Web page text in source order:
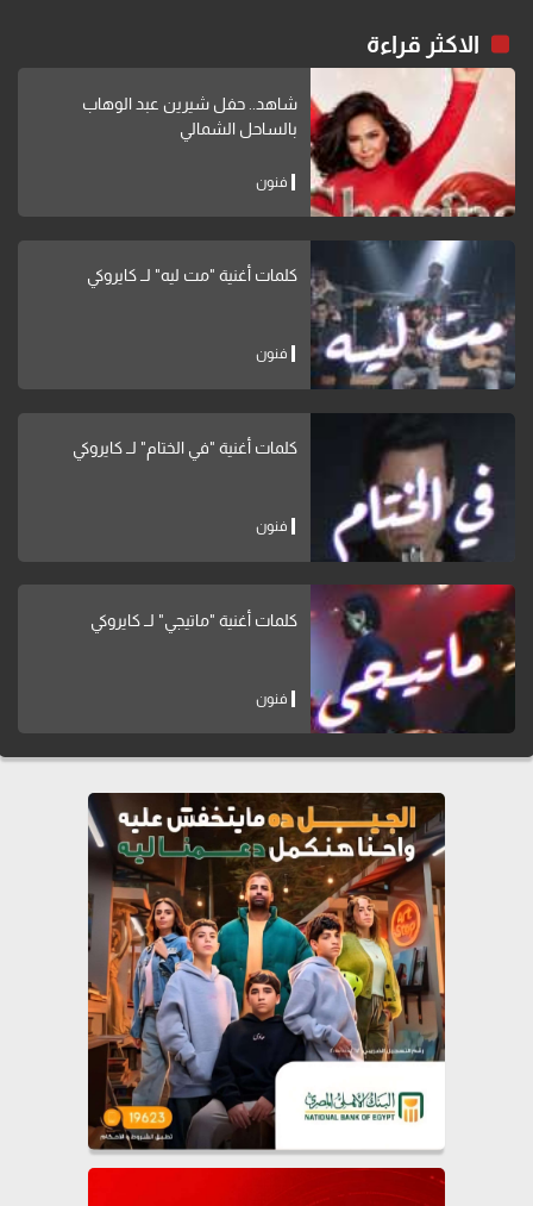
الاكثر قراءة
شاهد.. حفل شيرين عبد الوهاب
بالساحل الشمالي
فنون
كلمات أغنية "مت ليه" لــ كايروكي
فنون
كلمات أغنية "في الختام" لــ كايروكي
فنون
كلمات أغنية "ماتيجي" لــ كايروكي
فنون